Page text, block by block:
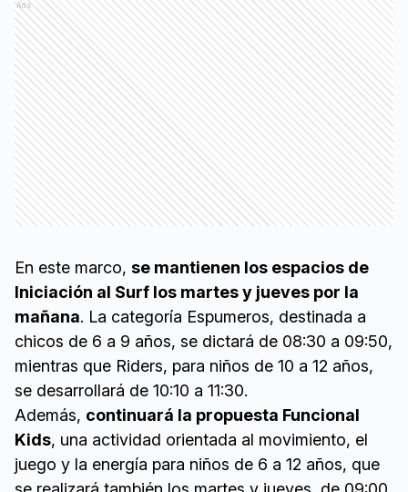
Ads
En este marco, se mantienen los espacios de
Iniciación al Surf los martes y jueves por la
mañana. La categoría Espumeros, destinada a
chicos de 6 a 9 años, se dictará de 08:30 a 09:50,
mientras que Riders, para niños de 10 a 12 años,
se desarrollará de 10:10 a 11:30.
Además, continuará la propuesta Funcional
Kids, una actividad orientada al movimiento, el
juego y la energía para niños de 6 a 12 años, que